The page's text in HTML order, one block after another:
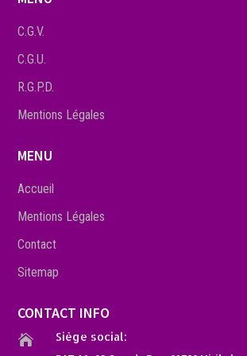
C.G.V.
C.G.U.
R.G.P.D.
Mentions Légales
MENU
Accueil
Mentions Légales
Contact
Sitemap
CONTACT INFO
 Siège social: